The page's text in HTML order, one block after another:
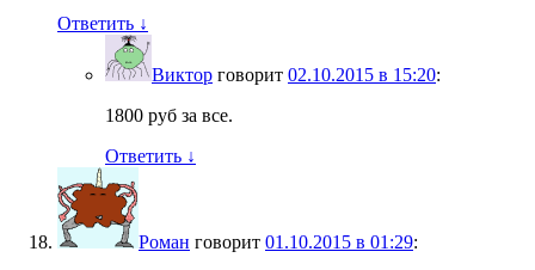
Ответить ↓
Виктор говорит 02.10.2015 в 15:20:
1800 руб за все.
Ответить ↓
Роман говорит 01.10.2015 в 01:29: